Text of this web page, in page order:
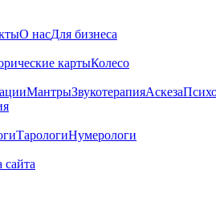
О насДля бизнеса
картыКолесо
МантрыЗвукотерапияАскеза
ТарологиНумерологи
сайта